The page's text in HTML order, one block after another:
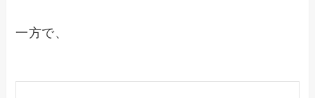
一方で、